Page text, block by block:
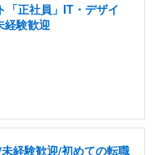
「正社員」IT・デザイ
経験歓迎
経験歓迎/初めての転職